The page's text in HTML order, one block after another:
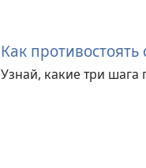
Как противостоять
Узнай, какие три